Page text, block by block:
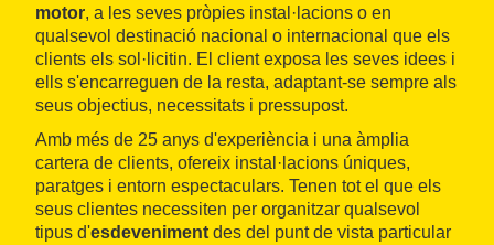
motor, a les seves pròpies instal·lacions o en
qualsevol destinació nacional o internacional que els
clients els sol·licitin. El client exposa les seves idees i
ells s'encarreguen de la resta, adaptant-se sempre als
seus objectius, necessitats i pressupost.
Amb més de 25 anys d'experiència i una àmplia
cartera de clients, ofereix instal·lacions úniques,
paratges i entorn espectaculars. Tenen tot el que els
seus clientes necessiten per organitzar qualsevol
tipus d'esdeveniment des del punt de vista particular